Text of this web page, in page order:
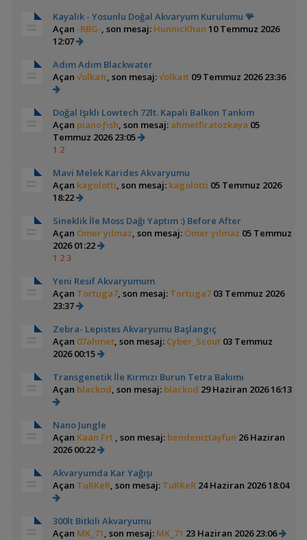
Kayalık - Yosunlu Doğal Akvaryum Kurulumu 🪸
Açan -RBG-, son mesaj: HunnicKhan 10 Temmuz 2026
12:07
Adım Adım Blackwater
Açan √olkaπ, son mesaj:√olkaπ 09 Temmuz 2026 23:36
Doğal Işıklı Lowtech 72lt. Kapalı Balkon Tankım
Açan pianoƒish, son mesaj: ahmetfiratozkaya 05
Temmuz 2026 23:05
1 2
Mavi Melek Karides Akvaryumu
Açan kagolotti, son mesaj: kagolotti 05 Temmuz 2026
18:22
Sineklik İle Moss Dağı Yaptım :) Before After
Açan Ömer yılmaz, son mesaj: Ömer yılmaz 05 Temmuz
2026 01:22
1 23
Yeni Resif Akvaryumum
Açan Tortuga7, son mesaj: Tortuga703 Temmuz 2026
23:37
Zebra- Lepistes Akvaryumu Başlangıç
Açan 07ahmet, son mesaj: Cyber_Scout03 Temmuz
2026 00:15
Transgenetik İle Kırmızı Burun Tetra Bakımı
Açan blackod, son mesaj: blackod 29 Haziran 2026 16:13
Nano Jungle
Açan Kaan Frt , son mesaj: bendeniztayfun 26 Haziran
2026 00:22
Akvaryumda Kar Yağışı
Açan TuRKeR, son mesaj: TuRKeR24 Haziran 2026 18:04
300lt Bitkili Akvaryumu
Açan MK_71, son mesaj: MK_71 23 Haziran 2026 23:06